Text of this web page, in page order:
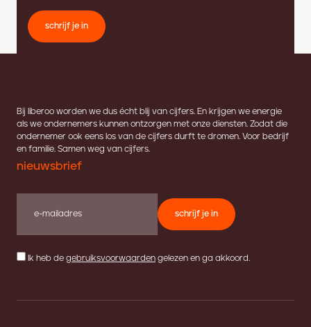
schrijf je in
Bij liberoo worden we dus écht blij van cijfers. En krijgen we energie
als we ondernemers kunnen ontzorgen met onze diensten. Zodat die
ondernemer ook eens los van de cijfers durft te dromen. Voor bedrijf
en familie. Samen weg van cijfers.
nieuwsbrief
schrijf je in
Ik heb de gebruiksvoorwaarden gelezen en ga akkoord.